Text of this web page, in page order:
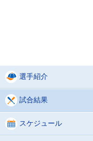
選手紹介
試合結果
スケジュール